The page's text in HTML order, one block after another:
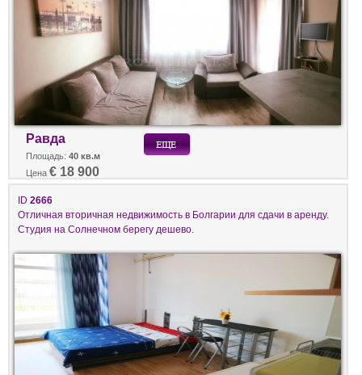
Равда
Площадь: 40 кв.м
Цена € 18 900
ID 2666
Отличная вторичная недвижимость в Болгарии для сдачи в аренду.
Студия на Солнечном берегу дешево.